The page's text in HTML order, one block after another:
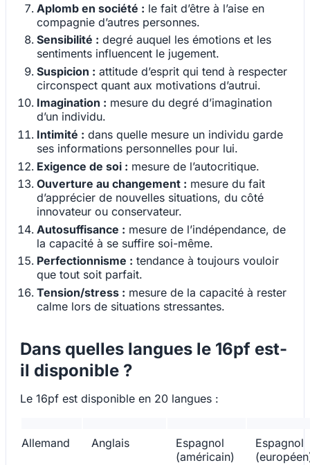
Aplomb en société : le fait d’être à l’aise en
compagnie d’autres personnes.
Sensibilité : degré auquel les émotions et les
sentiments influencent le jugement.
Suspicion : attitude d’esprit qui tend à respecter
circonspect quant aux motivations d’autrui.
Imagination : mesure du degré d’imagination
d’un individu.
Intimité : dans quelle mesure un individu garde
ses informations personnelles pour lui.
Exigence de soi : mesure de l’autocritique.
Ouverture au changement : mesure du fait
d’apprécier de nouvelles situations, du côté
innovateur ou conservateur.
Autosuffisance : mesure de l’indépendance, de
la capacité à se suffire soi-même.
Perfectionnisme : tendance à toujours vouloir
que tout soit parfait.
Tension/stress : mesure de la capacité à rester
calme lors de situations stressantes.
Dans quelles langues le 16pf est-
il disponible ?
Le 16pf est disponible en 20 langues :
Allemand Anglais
Espagnol
(américain)
Espagnol